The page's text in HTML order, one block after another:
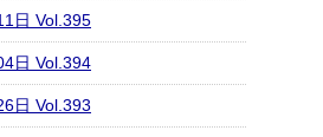
日 Vol.395
日 Vol.394
日 Vol.393